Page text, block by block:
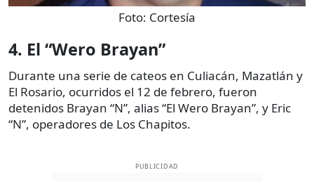
Foto: Cortesía
4. El “Wero Brayan”
Durante una serie de cateos en Culiacán, Mazatlán y
El Rosario, ocurridos el 12 de febrero, fueron
detenidos Brayan “N”, alias “El Wero Brayan”, y Eric
“N”, operadores de Los Chapitos.
PUBLICIDAD